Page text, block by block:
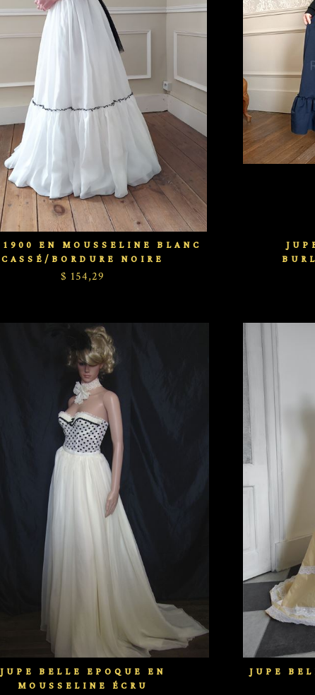
EN MOUSSELINE BLANC
CASSÉ/BORDURE NOIRE
$ 154,29
JUPE BELLE EPOQUE EN
MOUSSELINE ÉCRU
JUPE